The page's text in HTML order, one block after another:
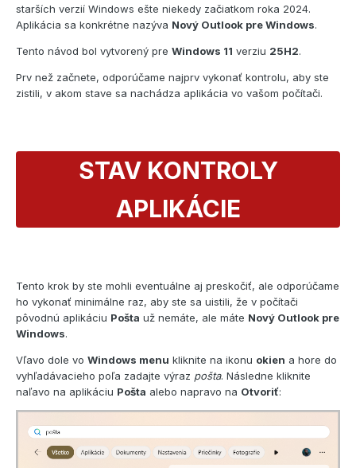
starších verzií Windows ešte niekedy začiatkom roka 2024.
Aplikácia sa konkrétne nazýva Nový Outlook pre Windows.
Tento návod bol vytvorený pre Windows 11 verziu 25H2.
Prv než začnete, odporúčame najprv vykonať kontrolu, aby ste
zistili, v akom stave sa nachádza aplikácia vo vašom počítači.
STAV KONTROLY
APLIKÁCIE
Tento krok by ste mohli eventuálne aj preskočiť, ale odporúčame
ho vykonať minimálne raz, aby ste sa uistili, že v počítači
pôvodnú aplikáciu Pošta už nemáte, ale máte Nový Outlook pre
Windows.
Vľavo dole vo Windows menu kliknite na ikonu okien a hore do
vyhľadávacieho poľa zadajte výraz pošta. Následne kliknite
naľavo na aplikáciu Pošta alebo napravo na Otvoriť: